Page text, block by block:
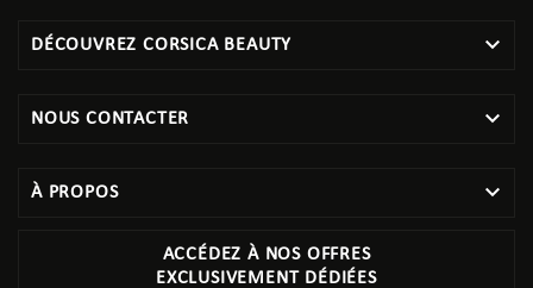
DÉCOUVREZ CORSICA BEAUTY 
NOUS CONTACTER 
À PROPOS 
ACCÉDEZ À NOS OFFRES
EXCLUSIVEMENT DÉDIÉES